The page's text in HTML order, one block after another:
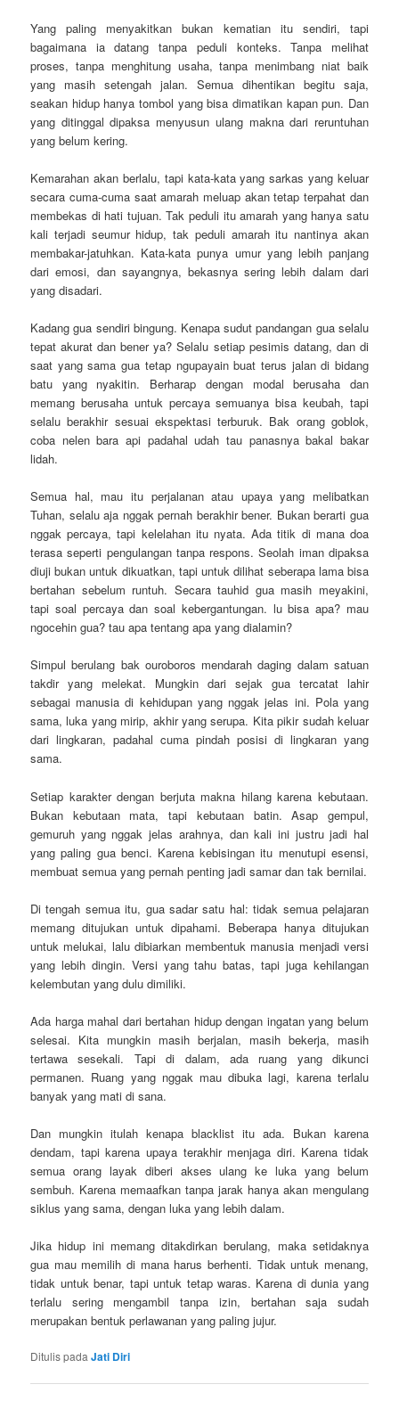
Yang paling menyakitkan bukan kematian itu sendiri, tapi
bagaimana ia datang tanpa peduli konteks. Tanpa melihat
proses, tanpa menghitung usaha, tanpa menimbang niat baik
yang masih setengah jalan. Semua dihentikan begitu saja,
seakan hidup hanya tombol yang bisa dimatikan kapan pun. Dan
yang ditinggal dipaksa menyusun ulang makna dari reruntuhan
yang belum kering.
Kemarahan akan berlalu, tapi kata-kata yang sarkas yang keluar
secara cuma-cuma saat amarah meluap akan tetap terpahat dan
membekas di hati tujuan. Tak peduli itu amarah yang hanya satu
kali terjadi seumur hidup, tak peduli amarah itu nantinya akan
membakar-jatuhkan. Kata-kata punya umur yang lebih panjang
dari emosi, dan sayangnya, bekasnya sering lebih dalam dari
yang disadari.
Kadang gua sendiri bingung. Kenapa sudut pandangan gua selalu
tepat akurat dan bener ya? Selalu setiap pesimis datang, dan di
saat yang sama gua tetap ngupayain buat terus jalan di bidang
batu yang nyakitin. Berharap dengan modal berusaha dan
memang berusaha untuk percaya semuanya bisa keubah, tapi
selalu berakhir sesuai ekspektasi terburuk. Bak orang goblok,
coba nelen bara api padahal udah tau panasnya bakal bakar
lidah.
Semua hal, mau itu perjalanan atau upaya yang melibatkan
Tuhan, selalu aja nggak pernah berakhir bener. Bukan berarti gua
nggak percaya, tapi kelelahan itu nyata. Ada titik di mana doa
terasa seperti pengulangan tanpa respons. Seolah iman dipaksa
diuji bukan untuk dikuatkan, tapi untuk dilihat seberapa lama bisa
bertahan sebelum runtuh. Secara tauhid gua masih meyakini,
tapi soal percaya dan soal kebergantungan. lu bisa apa? mau
ngocehin gua? tau apa tentang apa yang dialamin?
Simpul berulang bak ouroboros mendarah daging dalam satuan
takdir yang melekat. Mungkin dari sejak gua tercatat lahir
sebagai manusia di kehidupan yang nggak jelas ini. Pola yang
sama, luka yang mirip, akhir yang serupa. Kita pikir sudah keluar
dari lingkaran, padahal cuma pindah posisi di lingkaran yang
sama.
Setiap karakter dengan berjuta makna hilang karena kebutaan.
Bukan kebutaan mata, tapi kebutaan batin. Asap gempul,
gemuruh yang nggak jelas arahnya, dan kali ini justru jadi hal
yang paling gua benci. Karena kebisingan itu menutupi esensi,
membuat semua yang pernah penting jadi samar dan tak bernilai.
Di tengah semua itu, gua sadar satu hal: tidak semua pelajaran
memang ditujukan untuk dipahami. Beberapa hanya ditujukan
untuk melukai, lalu dibiarkan membentuk manusia menjadi versi
yang lebih dingin. Versi yang tahu batas, tapi juga kehilangan
kelembutan yang dulu dimiliki.
Ada harga mahal dari bertahan hidup dengan ingatan yang belum
selesai. Kita mungkin masih berjalan, masih bekerja, masih
tertawa sesekali. Tapi di dalam, ada ruang yang dikunci
permanen. Ruang yang nggak mau dibuka lagi, karena terlalu
banyak yang mati di sana.
Dan mungkin itulah kenapa blacklist itu ada. Bukan karena
dendam, tapi karena upaya terakhir menjaga diri. Karena tidak
semua orang layak diberi akses ulang ke luka yang belum
sembuh. Karena memaafkan tanpa jarak hanya akan mengulang
siklus yang sama, dengan luka yang lebih dalam.
Jika hidup ini memang ditakdirkan berulang, maka setidaknya
gua mau memilih di mana harus berhenti. Tidak untuk menang,
tidak untuk benar, tapi untuk tetap waras. Karena di dunia yang
terlalu sering mengambil tanpa izin, bertahan saja sudah
merupakan bentuk perlawanan yang paling jujur.
Ditulis pada Jati Diri